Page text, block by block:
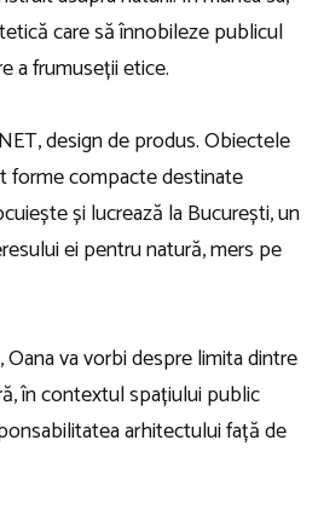
care să înnobileze publicul
a frumuseții etice.
design de produs. Obiectele
forme compacte destinate
și lucrează la București, un
ei pentru natură, mers pe
va vorbi despre limita dintre
în contextul spațiului public
arhitectului față de